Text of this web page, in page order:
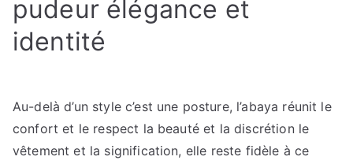
pudeur élégance et
identité
Au-delà d’un style c’est une posture, l’abaya réunit le
confort et le respect la beauté et la discrétion le
vêtement et la signification, elle reste fidèle à ce